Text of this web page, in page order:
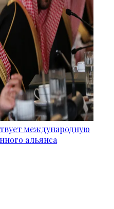
международную
альянса